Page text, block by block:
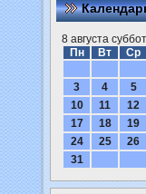
8 августа
Пн
Вт Ср
3
4 5
10
11 12
17
18 19
24
25 26
31